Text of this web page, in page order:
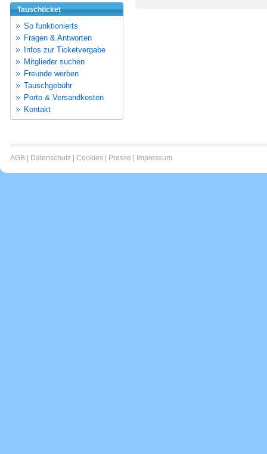
Tauschticket
So funktionierts
Fragen & Antworten
Infos zur Ticketvergabe
Mitglieder suchen
Freunde werben
Tauschgebühr
Porto & Versandkosten
Kontakt
AGB Datenschutz Cookies Presse Impressum